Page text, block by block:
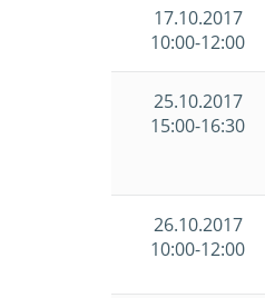
17.10.2017
10:00-12:00
25.10.2017
15:00-16:30
26.10.2017
10:00-12:00